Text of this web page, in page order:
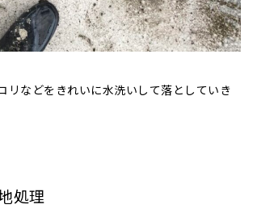
リなどをきれいに水洗いして落としていき
処理